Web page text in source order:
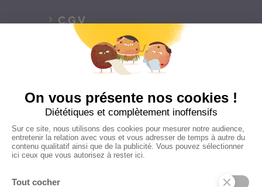
C.G.V
Suivez-nous
CONTACTEZ-NOUS